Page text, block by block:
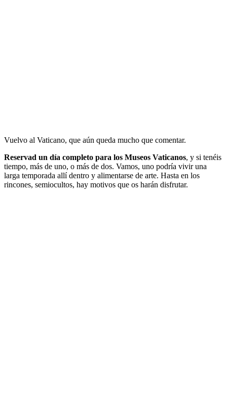
Vuelvo al Vaticano, que aún queda mucho que comentar.
Reservad un día completo para los Museos Vaticanos, y si tenéis
tiempo, más de uno, o más de dos. Vamos, uno podría vivir una
larga temporada allí dentro y alimentarse de arte. Hasta en los
rincones, semiocultos, hay motivos que os harán disfrutar.